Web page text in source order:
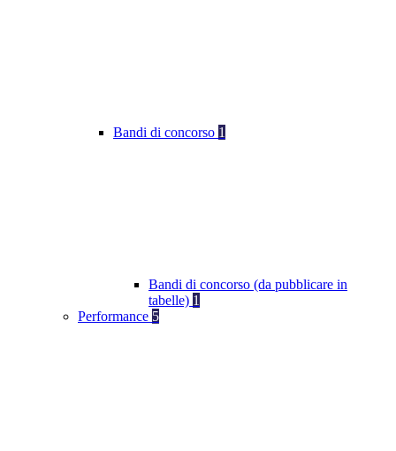
Bandi di concorso 1
Bandi di concorso (da pubblicare in
tabelle) 1
Performance 5